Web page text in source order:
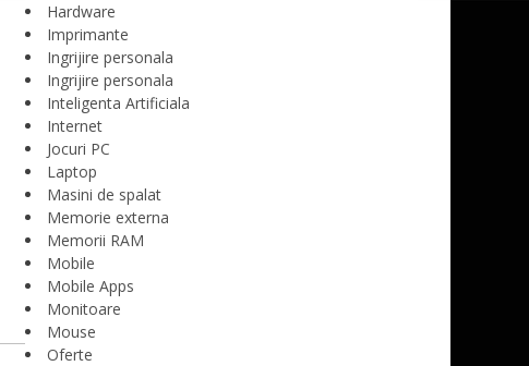
Hardware
Imprimante
Ingrijire personala
Ingrijire personala
Inteligenta Artificiala
Internet
Jocuri PC
Laptop
Masini de spalat
Memorie externa
Memorii RAM
Mobile
Mobile Apps
Monitoare
Mouse
Oferte